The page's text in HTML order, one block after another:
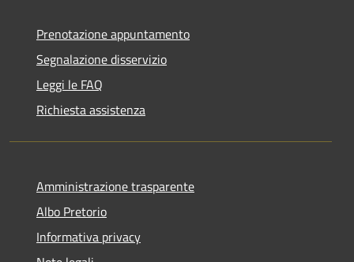
Prenotazione appuntamento
Segnalazione disservizio
Leggi le FAQ
Richiesta assistenza
Amministrazione trasparente
Albo Pretorio
Informativa privacy